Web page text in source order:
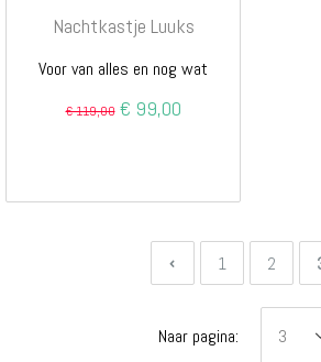
Nachtkastje Luuks
Voor van alles en nog wat
€ 119,00 Special
Price
€ 99,00
Pagina
Vorige Pagina
1 Pagina
2
Naar pagina: